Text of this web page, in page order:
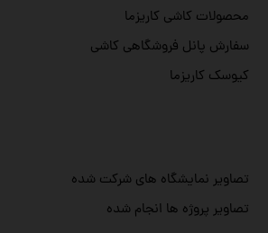
تصاویر نمایشگاه های شرکت شده
تصاویر پروژه ها انجام شده
محصولات کاشی کاریزما
سفارش پانل فروشگاهی کاشی
کیوسک کاریزما